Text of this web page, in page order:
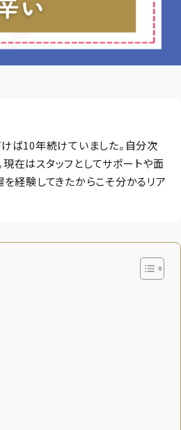
ば10年続けていました。自分次
在はスタッフとしてサポートや面
を経験してきたからこそ分かるリア